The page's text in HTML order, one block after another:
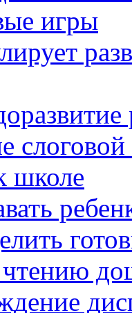
игры
слоговой
школе